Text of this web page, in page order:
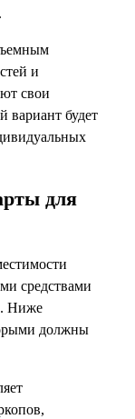
и
свои
вариант будет
для
средствами
Ниже
должны